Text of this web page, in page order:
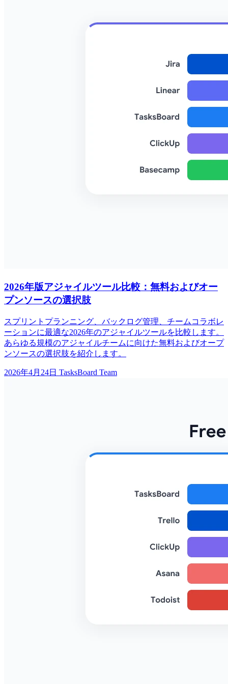
2026年版アジャイルツール比較：無料およびオー
プンソースの選択肢
スプリントプランニング、バックログ管理、チームコラボレ
ーションに最適な2026年のアジャイルツールを比較します。
あらゆる規模のアジャイルチームに向けた無料およびオープ
ンソースの選択肢を紹介します。
2026年4月24日 TasksBoard Team